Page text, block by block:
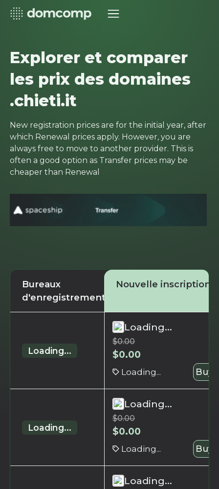
Explorer et comparer
les prix des domaines
.chieti.it
New registration prices are for the initial year, after
which Renewal prices apply. However, you are
always free to move to another provider. This is
often a good option as Transfer prices may be
cheaper than Renewal
Bureaux
d'enregistrement
Nouvelle inscription
Loading...
Loading...
$0.00
$0.00
Loading... Buy
Loading...
Loading...
$0.00
$0.00
Loading... Buy
Loading...